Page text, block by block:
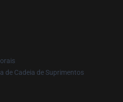
de Cadeia de Suprimentos